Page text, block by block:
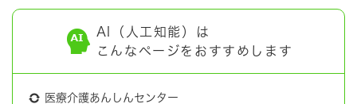
AI（人工知能）は
こんなページをおすすめします
医療介護あんしんセンター